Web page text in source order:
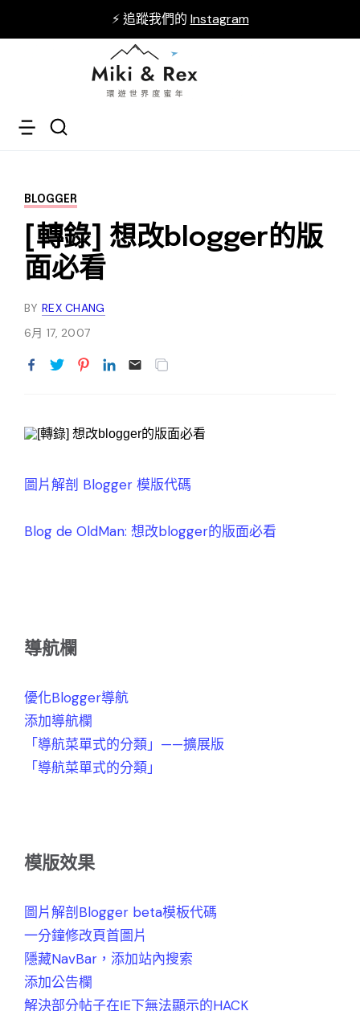
⚡ 追蹤我們的 Instagram
BLOGGER
[轉錄] 想改blogger的版
面必看
BY REX CHANG
6月 17, 2007
圖片解剖 Blogger 模版代碼
Blog de OldMan: 想改blogger的版面必看
導航欄
優化Blogger導航
添加導航欄
「導航菜單式的分類」——擴展版
「導航菜單式的分類」
模版效果
圖片解剖Blogger beta模板代碼
一分鐘修改頁首圖片
隱藏NavBar，添加站內搜索
添加公告欄
解決部分帖子在IE下無法顯示的HACK